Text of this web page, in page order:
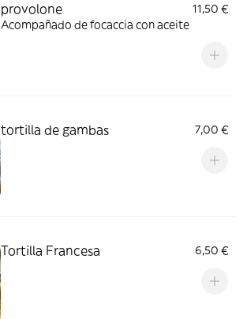
provolone
11,50 €
Acompañado de focaccia con aceite
tortilla de gambas 7,00 €
Tortilla Francesa 6,50 €